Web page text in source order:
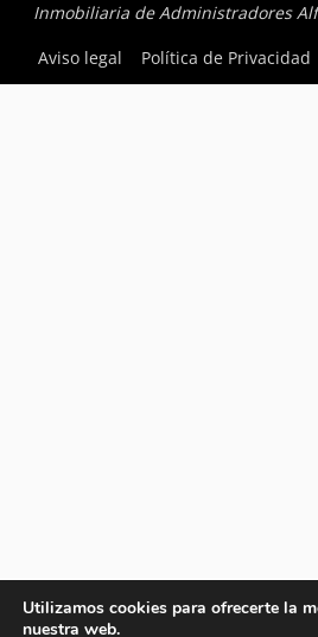
Inmobiliaria de Administradores
Aviso legal
Política de Privacidad
Utilizamos cookies para ofrecerte la
nuestra web.